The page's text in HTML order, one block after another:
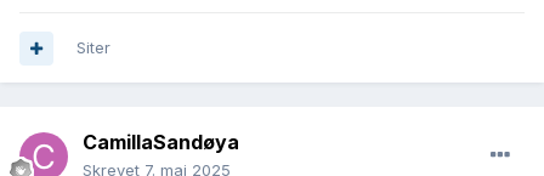
Siter
CamillaSandøya
Skrevet 7. mai 2025